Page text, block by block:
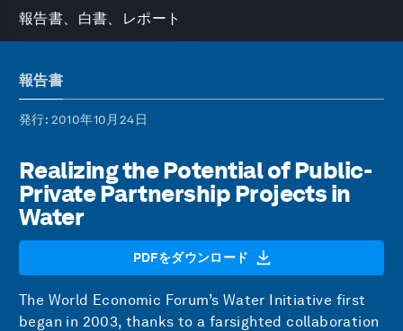
報告書、白書、レポート
報告書
発行: 2010年10月24日
Realizing the Potential of Public-
Private Partnership Projects in
Water
PDFをダウンロード
The World Economic Forum’s Water Initiative first
began in 2003, thanks to a farsighted collaboration